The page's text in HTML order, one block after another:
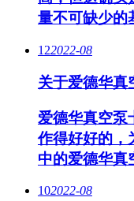
量不可缺少的
122022-08
关于爱德华真
爱德华真空泵
作得好好的，
中的爱德华真
102022-08